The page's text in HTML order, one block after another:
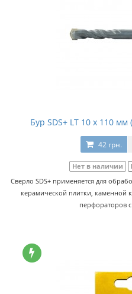
Бур SDS+ LT 10 x 110 мм
42 грн.
Нет в наличии
Сверло SDS+ применяется для
керамической плитки, каменной
перфораторов с